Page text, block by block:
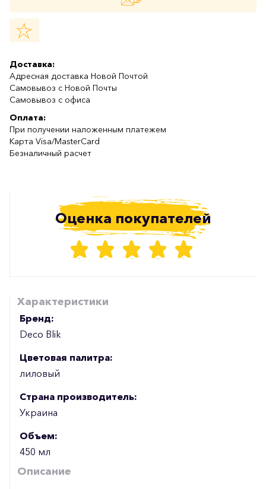
Доставка:
Адресная доставка Новой Почтой
Самовывоз с Новой Почты
Самовывоз с офиса
Оплата:
При получении наложенным платежем
Карта Visa/MasterCard
Безналичный расчет
Оценка покупателей
Характеристики
Бренд:
Deco Blik
Цветовая палитра:
лиловый
Страна производитель:
Украина
Объем:
450 мл
Описание